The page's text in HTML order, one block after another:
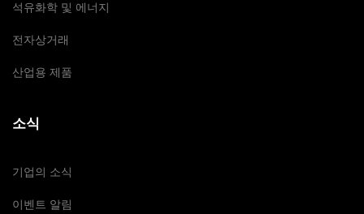
석유화학 및 에너지
전자상거래
산업용 제품
소식
기업의 소식
이벤트 알림